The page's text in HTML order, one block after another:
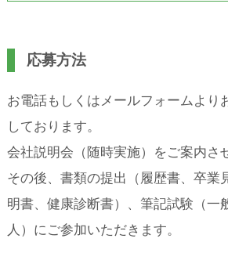
応募方法
お電話もしくはメールフォームより
しております。
会社説明会（随時実施）をご案内さ
その後、書類の提出（履歴書、卒業
明書、健康診断書）、筆記試験（一
人）にご参加いただきます。